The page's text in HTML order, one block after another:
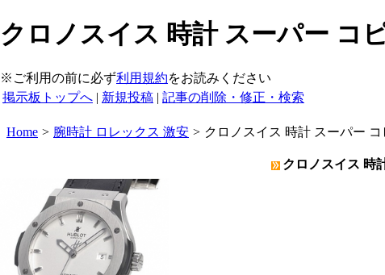
クロノスイス 時計 スーパー コ
※ご利用の前に必ず利用規約をお読みください
掲示板トップへ | 新規投稿 | 記事の削除・修正・検索
Home > 腕時計 ロレックス 激安 > クロノスイス 時計 スーパー
クロノスイス 時